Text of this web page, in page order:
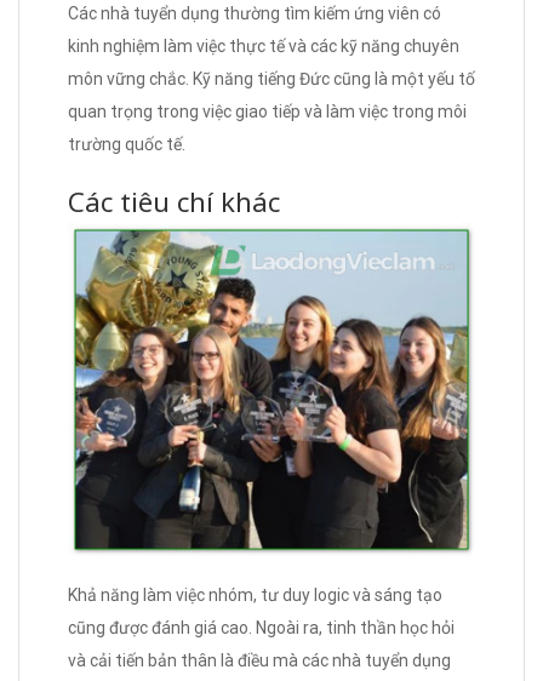
Các nhà tuyển dụng thường tìm kiếm ứng viên có
kinh nghiệm làm việc thực tế và các kỹ năng chuyên
môn vững chắc. Kỹ năng tiếng Đức cũng là một yếu tố
quan trọng trong việc giao tiếp và làm việc trong môi
trường quốc tế.
Các tiêu chí khác
Khả năng làm việc nhóm, tư duy logic và sáng tạo
cũng được đánh giá cao. Ngoài ra, tinh thần học hỏi
và cải tiến bản thân là điều mà các nhà tuyển dụng